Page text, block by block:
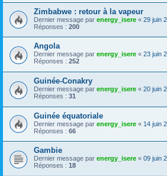
Zimbabwe : retour à la vapeur
Dernier message par energy_isere « 29 juin
Réponses : 200
Angola
Dernier message par energy_isere « 23 juin
Réponses : 252
Guinée-Conakry
Dernier message par energy_isere « 20 juin
Réponses : 31
Guinée équatoriale
Dernier message par energy_isere « 14 juin
Réponses : 66
Gambie
Dernier message par energy_isere « 09 juin
Réponses : 18